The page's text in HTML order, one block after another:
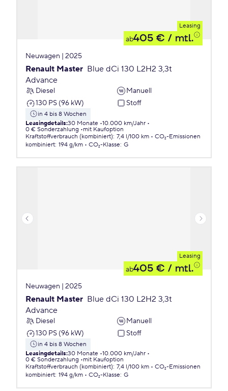
Leasing
ab405 € / mtl.
Neuwagen | 2025
Renault Master Blue dCi 130 L2H2 3,3t
Advance
Diesel
Manuell
130 PS (96 kW)
Stoff
in 4 bis 8 Wochen
Leasingdetails:30 Monate 10.000 km/Jahr
0 € Sonderzahlung
mit Kaufoption
Kraftstoffverbrauch (kombiniert): 7,4 l/100 km
CO₂-Emissionen
kombiniert: 194 g/km CO₂-Klasse: G
Leasing
ab405 € / mtl.
Neuwagen | 2025
Renault Master Blue dCi 130 L2H2 3,3t
Advance
Diesel
Manuell
130 PS (96 kW)
Stoff
in 4 bis 8 Wochen
Leasingdetails:30 Monate 10.000 km/Jahr
0 € Sonderzahlung
mit Kaufoption
Kraftstoffverbrauch (kombiniert): 7,4 l/100 km
CO₂-Emissionen
kombiniert: 194 g/km CO₂-Klasse: G